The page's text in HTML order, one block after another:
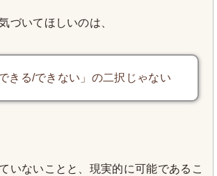
づいてほしいのは、
できる/できない」の二択じゃない
いないことと、現実的に可能であるこ